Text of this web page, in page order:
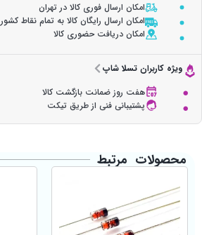
امکان ارسال فوری کالا در تهران
امکان ارسال رایگان کالا به تمام نقاط کشور
امکان دریافت حضوری کالا
ویژه کاربران تسلا شاپ
هفت روز ضمانت بازگشت کالا
پشتیبانی فنی از طریق تیکت
محصولات مرتبط